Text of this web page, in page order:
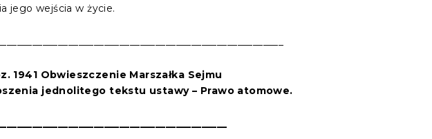
jego wejścia w życie.
1941 Obwieszczenie Marszałka Sejmu
jednolitego tekstu ustawy– Prawo atomowe.